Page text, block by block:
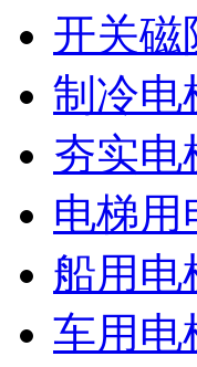
开关磁
制冷电
夯实电
电梯用
船用电
车用电